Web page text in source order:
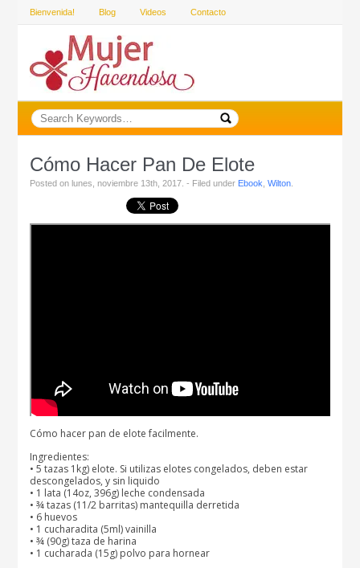
Bienvenida! Blog Videos Contacto
Cómo Hacer Pan De Elote
Posted on lunes, noviembre 13th, 2017. - Filed under Ebook ,Wilton
Cómo hacer pan de elote facilmente.
Ingredientes:
• 5 tazas 1kg) elote. Si utilizas elotes congelados, deben estar
descongelados, y sin liquido
• 1 lata (14oz, 396g) leche condensada
• ¾ tazas (11/2 barritas) mantequilla derretida
• 6 huevos
• 1 cucharadita (5ml) vainilla
• ¾ (90g) taza de harina
• 1 cucharada (15g) polvo para hornear